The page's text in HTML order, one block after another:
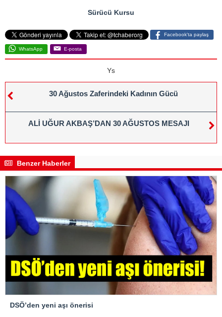
Sürücü Kursu
Facebook'ta paylaş
WhatsApp E-posta
Ys
30 Ağustos Zaferindeki Kadının Gücü
ALİ UĞUR AKBAŞ’DAN 30 AĞUSTOS MESAJI
Benzer Haberler
DSÖ’den yeni aşı önerisi